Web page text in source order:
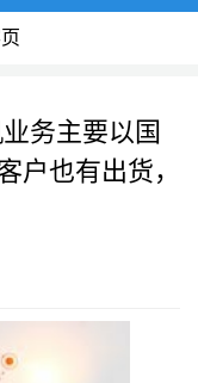
务主要以国
户也有出货，